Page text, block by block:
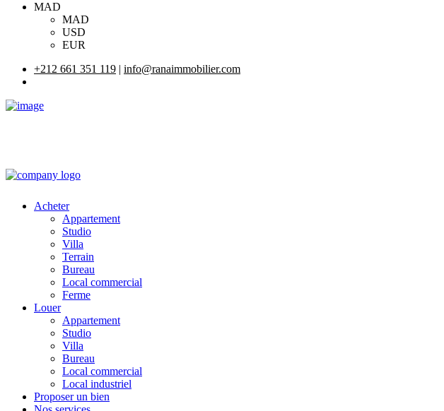
MAD
MAD
USD
EUR
+212 661 351 119 | info@ranaimmobilier.com
Acheter
Appartement
Studio
Villa
Terrain
Bureau
Local commercial
Ferme
Louer
Appartement
Studio
Villa
Bureau
Local commercial
Local industriel
Proposer un bien